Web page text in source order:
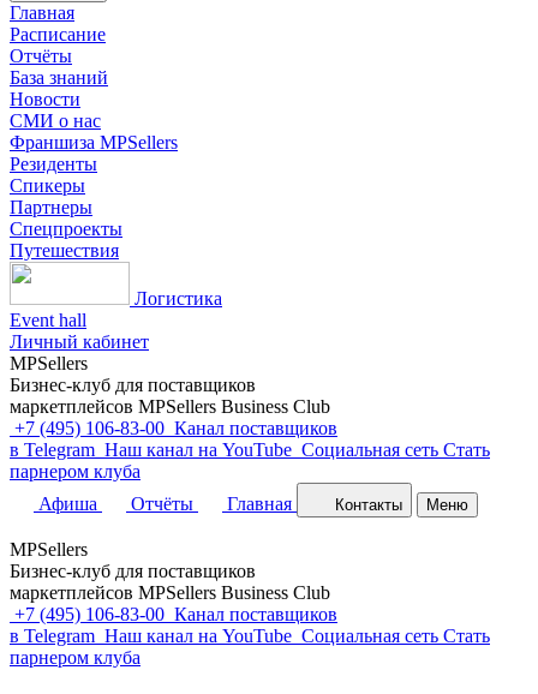
Главная
Расписание
Отчёты
База знаний
Новости
СМИ о нас
Франшиза MPSellers
Резиденты
Спикеры
Партнеры
Спецпроекты
Путешествия
Логистика
Event hall
Личный кабинет
MPSellers
Бизнес-клуб для поставщиков
маркетплейсов MPSellers Business Club
+7 (495) 106-83-00 Канал поставщиков
в Telegram Наш канал на YouTube Cоциальная сеть Стать
парнером клуба
Афиша
Отчёты Главная Контакты Меню
MPSellers
Бизнес-клуб для поставщиков
маркетплейсов MPSellers Business Club
+7 (495) 106-83-00 Канал поставщиков
в Telegram Наш канал на YouTube Cоциальная сеть Стать
парнером клуба